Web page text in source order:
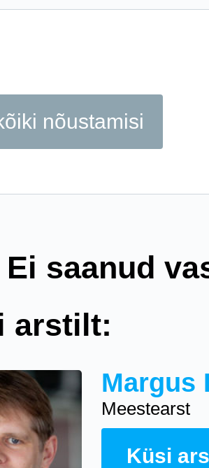
nõustamisi
Ei saanud
arstilt:
Margus
Meestearst
Küsi